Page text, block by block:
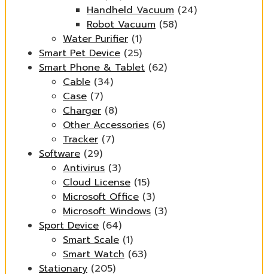
Handheld Vacuum (24)
Robot Vacuum (58)
Water Purifier (1)
Smart Pet Device (25)
Smart Phone & Tablet (62)
Cable (34)
Case (7)
Charger (8)
Other Accessories (6)
Tracker (7)
Software (29)
Antivirus (3)
Cloud License (15)
Microsoft Office (3)
Microsoft Windows (3)
Sport Device (64)
Smart Scale (1)
Smart Watch (63)
Stationary (205)